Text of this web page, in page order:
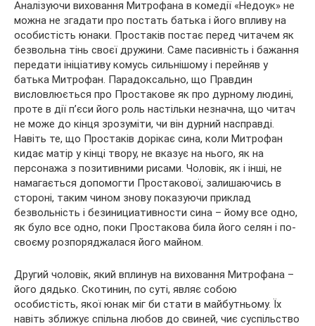
Аналізуючи виховання Митрофана в комедії «Недоук» не
можна не згадати про постать батька і його впливу на
особистість юнаки. Простаків постає перед читачем як
безвольна тінь своєї дружини. Саме пасивність і бажання
передати ініціативу комусь сильнішому і перейняв у
батька Митрофан. Парадоксально, що Правдин
висловлюється про Простакове як про дурному людині,
проте в дії п’єси його роль настільки незначна, що читач
не може до кінця зрозуміти, чи він дурний насправді.
Навіть те, що Простаків дорікає сина, коли Митрофан
кидає матір у кінці твору, не вказує на нього, як на
персонажа з позитивними рисами. Чоловік, як і інші, не
намагається допомогти Простакової, залишаючись в
стороні, таким чином знову показуючи приклад
безвольність і безинициативности сина – йому все одно,
як було все одно, поки Простакова била його селян і по-
своєму розпоряджалася його майном.
Другий чоловік, який вплинув на виховання Митрофана –
його дядько. Скотинин, по суті, являє собою
особистість, якої юнак міг би стати в майбутньому. Їх
навіть зближує спільна любов до свиней, чиє суспільство